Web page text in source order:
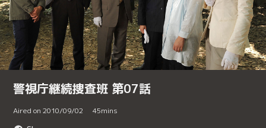
警視庁継続捜査班 第07話
Aired on 2010/09/02 45mins